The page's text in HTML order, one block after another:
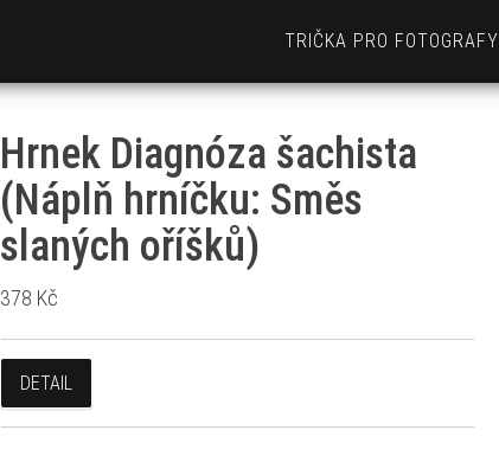
TRIČKA PRO FOTOGRAFY
Hrnek Diagnóza šachista
(Náplň hrníčku: Směs
slaných oříšků)
378 Kč
DETAIL